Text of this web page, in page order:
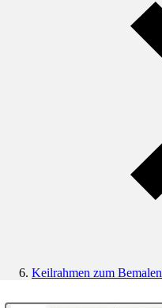
Keilrahmen zum Bemalen